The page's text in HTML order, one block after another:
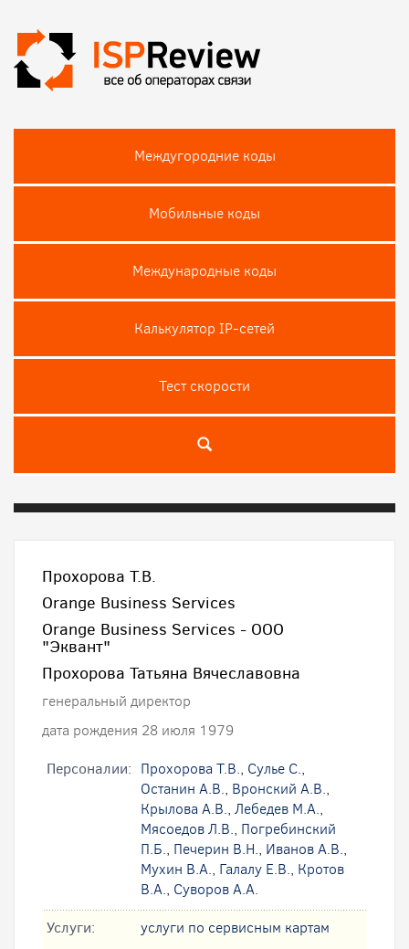
Междугородние коды
Мобильные коды
Международные коды
Калькулятор IP-сетей
Тест скороcти
Прохорова Т.В.
Orange Business Services
Orange Business Services - ООО
"Эквант"
Прохорова Татьяна Вячеславовна
генеральный директор
дата рождения 28 июля 1979
Персоналии: Прохорова Т.В., Сулье С.,
Останин А.В., Вронский А.В.,
Крылова А.В., Лебедев М.А.,
Мясоедов Л.В., Погребинский
П.Б., Печерин В.Н., Иванов А.В.,
Мухин В.А., Галалу Е.В., Кротов
В.А., Суворов А.А.
Услуги:
услуги по сервисным картам